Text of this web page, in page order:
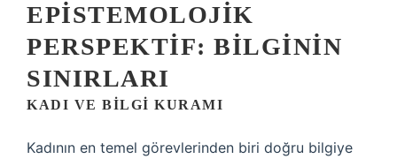
EPISTEMOLOJIK
PERSPEKTIF: BILGININ
SINIRLARI
KADI VE BILGI KURAMI
Kadının en temel görevlerinden biri doğru bilgiye